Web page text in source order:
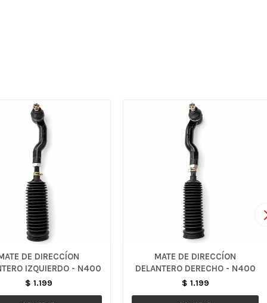
DE DIRECCÍON
IZQUIERDO - N400
$ 1.199
MATE DE DIRECCÍON
DELANTERO DERECHO - N400
$ 1.199